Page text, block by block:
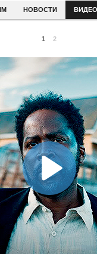
НОВОСТИ ВИДЕО
1 2